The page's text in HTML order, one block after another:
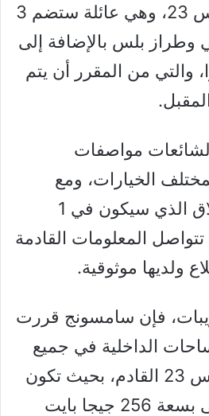
القادم، جالاكسي اس 23، وهي عائلة ستضم 3
وطراز بلس بالإضافة إلى
والتي من المقرر أن يتم
مواصفات
اس 23 بمختلف الخيارات، ومع
اقتراب موعد الإطلاق الذي سيكون في 1
تتواصل المعلومات القادمة
ولديها موثوقية.
فإن سامسونج قررت
الداخلية في جميع
خيارات جالاكسي اس 23 القادم، بحيث تكون
قدرة التخزين الأدنى بسعة 256 جيجا بايت